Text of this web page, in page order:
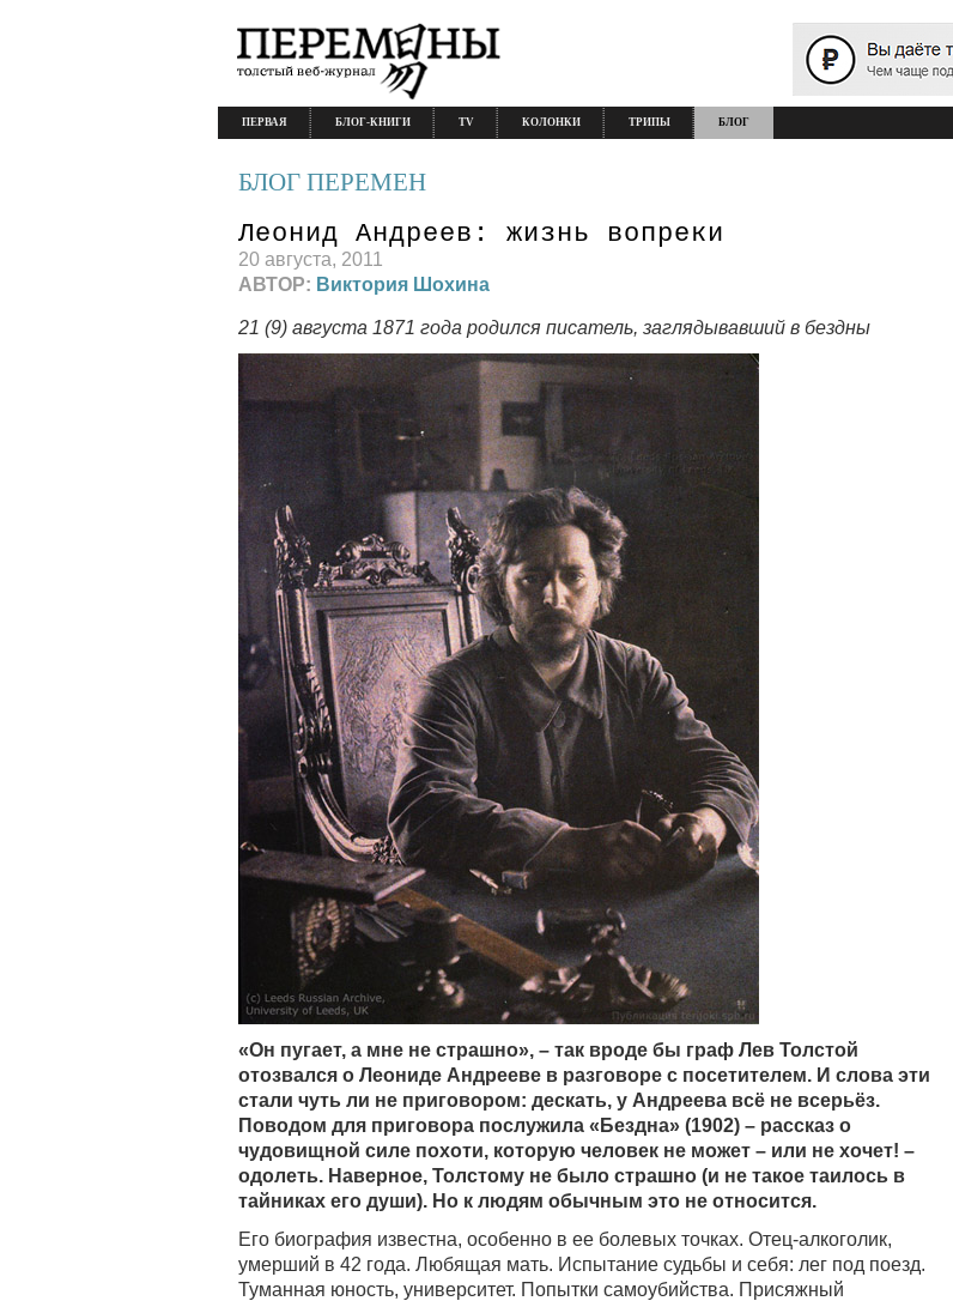
ПЕРВАЯ БЛОГ-КНИГИ TV КОЛОНКИ ТРИПЫ БЛОГ
БЛОГ ПЕРЕМЕН
Леонид Андреев: жизнь вопреки
20 августа, 2011
АВТОР: Виктория Шохина
21 (9) августа 1871 года родился писатель, заглядывавший в бездны
«Он пугает, а мне не страшно», – так вроде бы граф Лев Толстой
отозвался о Леониде Андрееве в разговоре с посетителем. И слова эти
стали чуть ли не приговором: дескать, у Андреева всё не всерьёз.
Поводом для приговора послужила «Бездна» (1902) – рассказ о
чудовищной силе похоти, которую человек не может – или не хочет! –
одолеть. Наверное, Толстому не было страшно (и не такое таилось в
тайниках его души). Но к людям обычным это не относится.
Его биография известна, особенно в ее болевых точках. Отец-алкоголик,
умерший в 42 года. Любящая мать. Испытание судьбы и себя: лег под поезд.
Туманная юность, университет. Попытки самоубийства. Присяжный